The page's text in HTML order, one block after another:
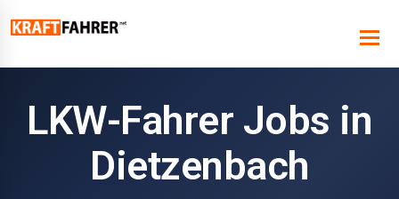
LKW-Fahrer Jobs in
Dietzenbach